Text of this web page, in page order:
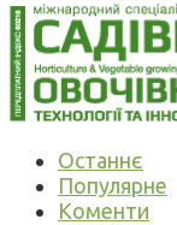
Останнє
Популярне
Коменти